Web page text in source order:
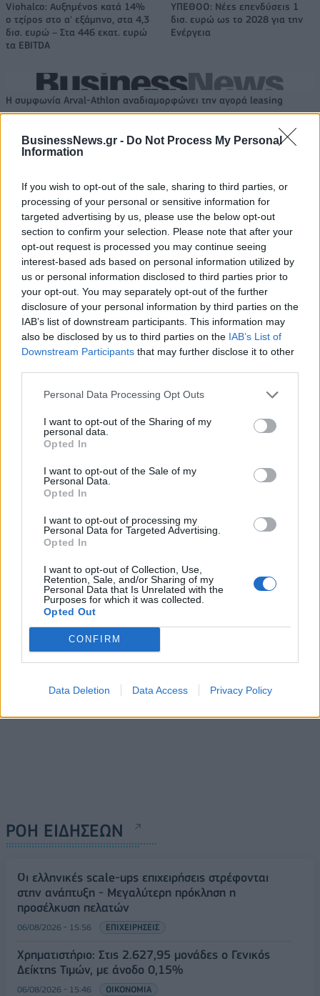
BusinessNews.gr - Do Not Process My Personal
Information
If you wish to opt-out of the sale, sharing to third parties, or
processing of your personal or sensitive information for
targeted advertising by us, please use the below opt-out
section to confirm your selection. Please note that after your
opt-out request is processed you may continue seeing
interest-based ads based on personal information utilized by
us or personal information disclosed to third parties prior to
your opt-out. You may separately opt-out of the further
disclosure of your personal information by third parties on the
IAB’s list of downstream participants. This information may
also be disclosed by us to third parties on the IAB’s List of
Downstream Participants that may further disclose it to other
Personal Data Processing Opt Outs
I want to opt-out of the Sharing of my
personal data.
Opted In
I want to opt-out of the Sale of my
Personal Data.
Opted In
I want to opt-out of processing my
Personal Data for Targeted Advertising.
Opted In
I want to opt-out of Collection, Use,
Retention, Sale, and/or Sharing of my
Personal Data that Is Unrelated with the
Purposes for which it was collected.
Opted Out
CONFIRM
Data Deletion Data Access Privacy Policy
Viohalco: Αυξημένος κατά 14%
ο τζίρος στο α' εξάμηνο, στα 4,3
δισ. ευρώ – Στα 446 εκατ. ευρώ
τα EBITDA
ΥΠΕΘΟΟ: Νέες επενδύσεις 1
δισ. ευρώ ως το 2028 για την
Ενέργεια
Η συμφωνία Arval-Athlon αναδιαμορφώνει την αγορά leasing
VW: Η δύσκολη εξίσωση της
FTSE4Good
Alpha Bank: Για πρώτη φορά το Αρχαίο Θέατρο Επιδαύρου άνοιξε τις
πύλες του σε όλους
ESG Report 2025: Πώς η ΑΒ Βασιλόπουλος μετατρέπει τη
βιωσιμότητα σε καθημερινή πράξη
ΠΕΡΙΣΣΌΤΕΡΑ ΣΕ ΑΥΤΉ ΤΗΝ ΚΑΤΗΓΟΡΊΑ
έως 7 Νοεμβρίου λόγω
τεχνικών παρεμβάσεων
Υπ. Εργασίας: Διευκρινίζει
παράνομα
παρακρατηθείσες
εισφορές υπέρ ασθενείας
ΡΟΗ ΕΙΔΗΣΕΩΝ
Οι ελληνικές scale-ups επιχειρήσεις στρέφονται
στην ανάπτυξη - Μεγαλύτερη πρόκληση η
προσέλκυση πελατών
06/08/2026 - 15:56 ΕΠΙΧΕΙΡΗΣΕΙΣ
Χρηματιστήριο: Στις 2.627,95 μονάδες ο Γενικός
Δείκτης Τιμών, με άνοδο 0,15%
06/08/2026 - 15:46 ΟΙΚΟΝΟΜΙΑ